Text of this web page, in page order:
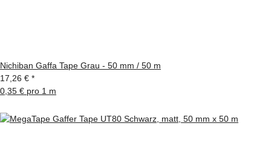
Nichiban Gaffa Tape Grau - 50 mm / 50 m
17,26 € *
0,35 € pro 1 m